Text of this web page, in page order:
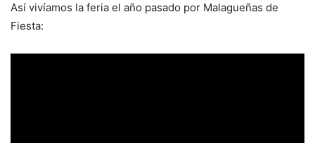
Así vivíamos la feria el año pasado por Malagueñas de
Fiesta: